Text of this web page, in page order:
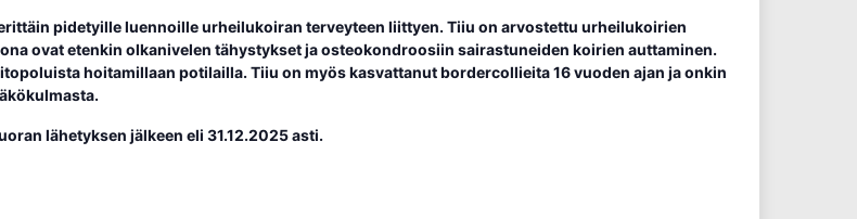
pidetyille luennoille urheilukoiran terveyteen liittyen. Tiiu on arvostettu urheilukoirien
ovat etenkin olkanivelen tähystykset ja osteokondroosiin sairastuneiden koirien auttaminen.
hoitamillaan potilailla. Tiiu on myös kasvattanut bordercollieita 16 vuoden ajan ja onkin
lähetyksen jälkeen eli 31.12.2025 asti.